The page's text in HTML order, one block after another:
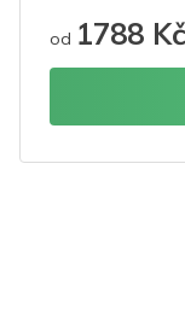
od 1788 Kč